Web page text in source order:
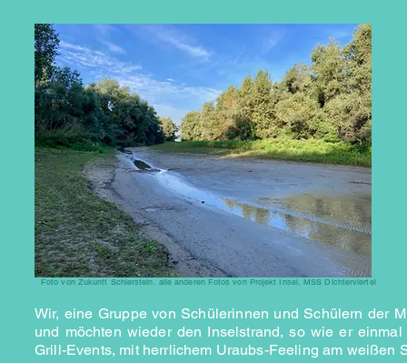
Foto von Zukunft Schierstein, alle anderen Fotos von Projekt Insel, MSS Dichterviertel
Wir, eine Gruppe von Schülerinnen und Schülern der
und möchten wieder den Inselstrand, so wie er
Grill-Events, mit herrlichem Uraubs-Feeling am weißen